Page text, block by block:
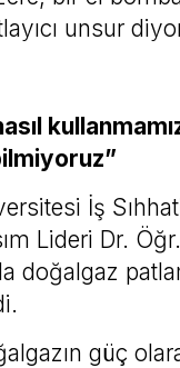
unsur
İş
Lideri Dr.
doğalgaz
güç